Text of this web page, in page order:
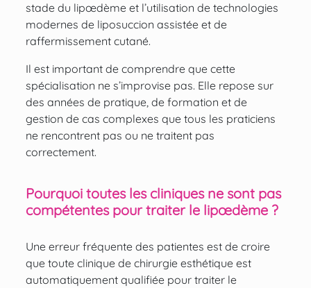
stade du lipœdème et l’utilisation de technologies
modernes de liposuccion assistée et de
raffermissement cutané.
Il est important de comprendre que cette
spécialisation ne s’improvise pas. Elle repose sur
des années de pratique, de formation et de
gestion de cas complexes que tous les praticiens
ne rencontrent pas ou ne traitent pas
correctement.
Pourquoi toutes les cliniques ne sont pas
compétentes pour traiter le lipœdème ?
Une erreur fréquente des patientes est de croire
que toute clinique de chirurgie esthétique est
automatiquement qualifiée pour traiter le